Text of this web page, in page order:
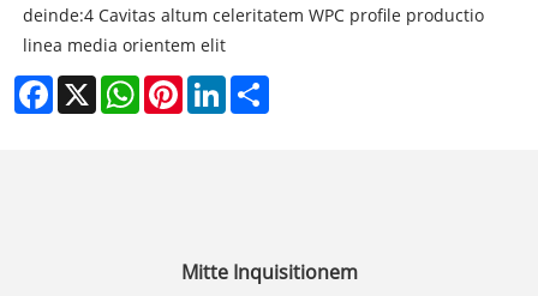
deinde:4 Cavitas altum celeritatem WPC profile productio
linea media orientem elit
Facebook
X WhatsAppPinterestLinkedIn
Mitte Inquisitionem